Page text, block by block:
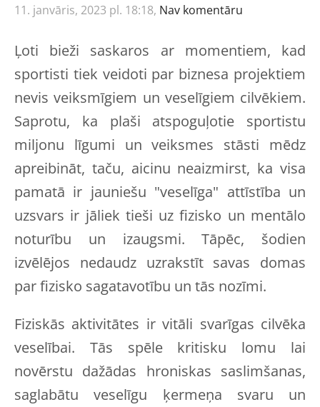
11. janvāris, 2023 pl. 18:18, Nav komentāru
Ļoti bieži saskaros ar momentiem, kad
sportisti tiek veidoti par biznesa projektiem
nevis veiksmīgiem un veselīgiem cilvēkiem.
Saprotu, ka plaši atspoguļotie sportistu
miljonu līgumi un veiksmes stāsti mēdz
apreibināt, taču, aicinu neaizmirst, ka visa
pamatā ir jauniešu "veselīga" attīstība un
uzsvars ir jāliek tieši uz fizisko un mentālo
noturību un izaugsmi. Tāpēc, šodien
izvēlējos nedaudz uzrakstīt savas domas
par fizisko sagatavotību un tās nozīmi.
Fiziskās aktivitātes ir vitāli svarīgas cilvēka
veselībai. Tās spēle kritisku lomu lai
novērstu dažādas hroniskas saslimšanas,
saglabātu veselīgu ķermeņa svaru un